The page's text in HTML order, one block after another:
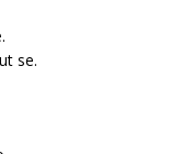
se.